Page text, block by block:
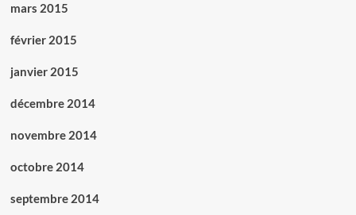
mars 2015
février 2015
janvier 2015
décembre 2014
novembre 2014
octobre 2014
septembre 2014